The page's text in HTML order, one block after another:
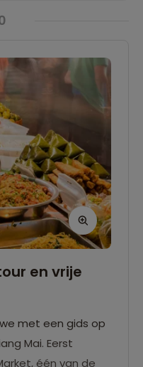
en vrije
met een gids op
Mai. Eerst
één van de